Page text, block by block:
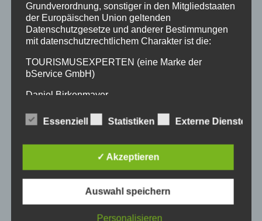
Aktionscode, Newsletter-Anmeldungen und
Direktbuchungen im Kampagnenzeitraum.
entstandenen Contents für eigene Kanäle ist
ein wirtschaftlich wichtiger Faktor.
Arbeiten Sie nach Möglichkeit mit UTM-Links,
individuellen Buchungscodes und separaten
Landingpages. So erkennen Sie besser,
welche Kooperationen tatsächlich Interesse
auslösen. Ergänzend lohnt sich ein Blick in Ihr
Grundverordnung, sonstiger in den Mitgliedstaaten
der Europäischen Union geltenden
Datenschutzgesetze und anderer Bestimmungen
mit datenschutzrechtlichem Charakter ist die:
TOURISMUSEXPERTEN (eine Marke der
bService GmbH)
Daniel Birkenmayer
Moritz-von-Schwind-Straße 5
4908971672000
E-Mail: info@tourismusexperten.de
Essenziell Statistiken Externe Dienste
✓ Akzeptieren
Auswahl speichern
Personalisieren